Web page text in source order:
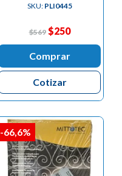
SKU: PLI0445
$569 $250
Comprar
Cotizar
-66,6%